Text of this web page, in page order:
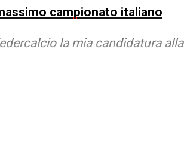
campionato italiano
la mia candidatura alla